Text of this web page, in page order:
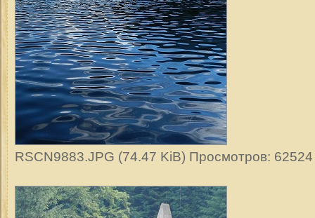
RSCN9883.JPG (74.47 KiB) Просмотров: 62524